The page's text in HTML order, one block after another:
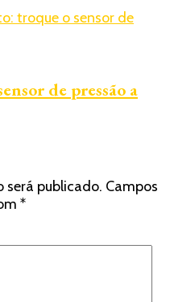
de pressão a
será publicado. Campos
*